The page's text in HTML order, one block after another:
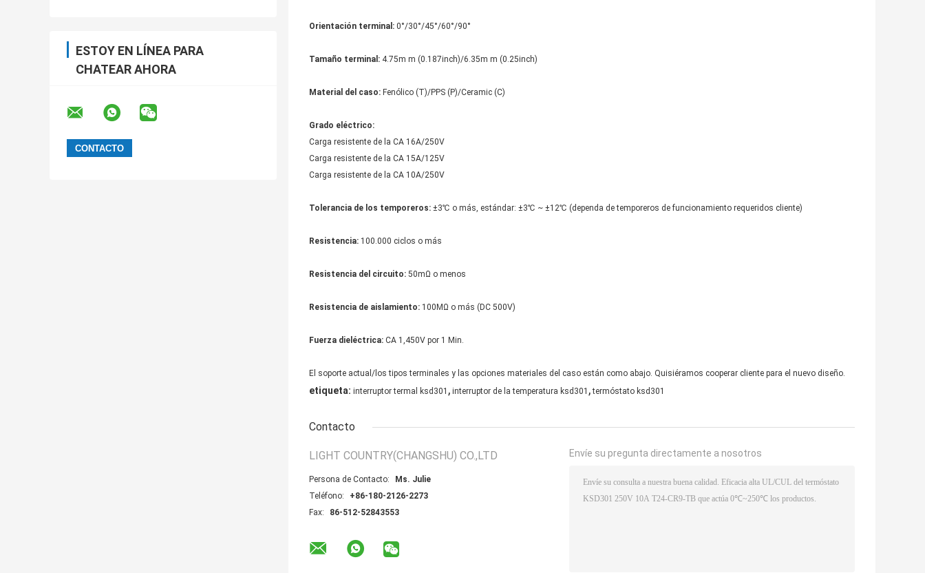
ESTOY EN LÍNEA PARA
CHATEAR AHORA
Orientación terminal: 0°/30°/45°/60°/90°
Tamaño terminal: 4.75m m (0.187inch)/6.35m m (0.25inch)
Material del caso: Fenólico (T)/PPS (P)/Ceramic (C)
Grado eléctrico:
Carga resistente de la CA 16A/250V
Carga resistente de la CA 15A/125V
Carga resistente de la CA 10A/250V
Tolerancia de los temporeros: ±3℃ o más, estándar: ±3℃ ~ ±12℃ (dependa de temporeros de funcionamiento requeridos cliente)
Resistencia: 100.000 ciclos o más
Resistencia del circuito: 50mΩ o menos
Resistencia de aislamiento: 100MΩ o más (DC 500V)
Fuerza dieléctrica: CA 1,450V por 1 Min.
El soporte actual/los tipos terminales y las opciones materiales del caso están como abajo. Quisiéramos cooperar cliente para el nuevo diseño.
etiqueta: interruptor termal ksd301 , interruptor de la temperatura ksd301 , termóstato ksd301
Contacto
LIGHT COUNTRY(CHANGSHU) CO.,LTD
Persona de Contacto:
Ms. Julie
Teléfono:
+86-180-2126-2273
Fax:
86-512-52843553
Envíe su pregunta directamente a nosotros